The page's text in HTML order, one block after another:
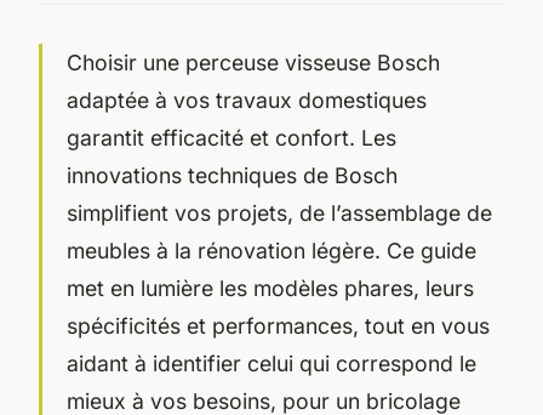
Choisir une perceuse visseuse Bosch
adaptée à vos travaux domestiques
garantit efficacité et confort. Les
innovations techniques de Bosch
simplifient vos projets, de l’assemblage de
meubles à la rénovation légère. Ce guide
met en lumière les modèles phares, leurs
spécificités et performances, tout en vous
aidant à identifier celui qui correspond le
mieux à vos besoins, pour un bricolage